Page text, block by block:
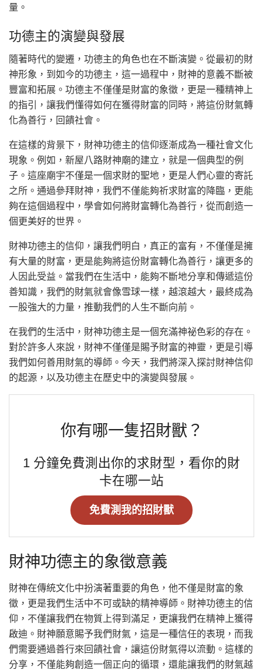
量。
功德主的演變與發展
隨著時代的變遷，功德主的角色也在不斷演變。從最初的財
神形象，到如今的功德主，這一過程中，財神的意義不斷被
豐富和拓展。功德主不僅僅是財富的象徵，更是一種精神上
的指引，讓我們懂得如何在獲得財富的同時，將這份財氣轉
化為善行，回饋社會。
在這樣的背景下，財神功德主的信仰逐漸成為一種社會文化
現象。例如，新屋八路財神廟的建立，就是一個典型的例
子。這座廟宇不僅是一個求財的聖地，更是人們心靈的寄託
之所。通過參拜財神，我們不僅能夠祈求財富的降臨，更能
夠在這個過程中，學會如何將財富轉化為善行，從而創造一
個更美好的世界。
財神功德主的信仰，讓我們明白，真正的富有，不僅僅是擁
有大量的財富，更是能夠將這份財富轉化為善行，讓更多的
人因此受益。當我們在生活中，能夠不斷地分享和傳遞這份
善知識，我們的財氣就會像雪球一樣，越滾越大，最終成為
一股強大的力量，推動我們的人生不斷向前。
在我們的生活中，財神功德主是一個充滿神祕色彩的存在。
對於許多人來說，財神不僅僅是賜予財富的神靈，更是引導
我們如何善用財氣的導師。今天，我們將深入探討財神信仰
的起源，以及功德主在歷史中的演變與發展。
你有哪一隻招財獸？
1 分鐘免費測出你的求財型，看你的財
卡在哪一站
免費測我的招財獸
財神功德主的象徵意義
財神在傳統文化中扮演著重要的角色，他不僅是財富的象
徵，更是我們生活中不可或缺的精神導師。財神功德主的信
仰，不僅讓我們在物質上得到滿足，更讓我們在精神上獲得
啟迪。財神願意賜予我們財氣，這是一種信任的表現，而我
們需要通過善行來回饋社會，讓這份財氣得以流動。這樣的
分享，不僅能夠創造一個正向的循環，還能讓我們的財氣越